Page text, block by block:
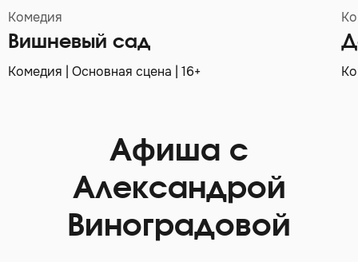
Комедия
Вишневый сад
Комедия | Основная сцена | 16+
Афиша с
Александрой
Виноградовой